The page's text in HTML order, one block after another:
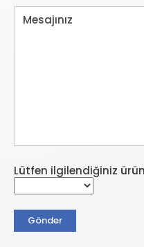
Lütfen ilgilendiğiniz